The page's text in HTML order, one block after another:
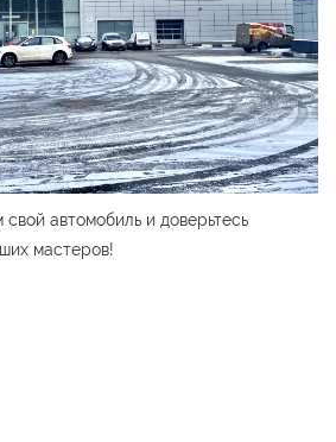
автомобиль и доверьтесь
мастеров!